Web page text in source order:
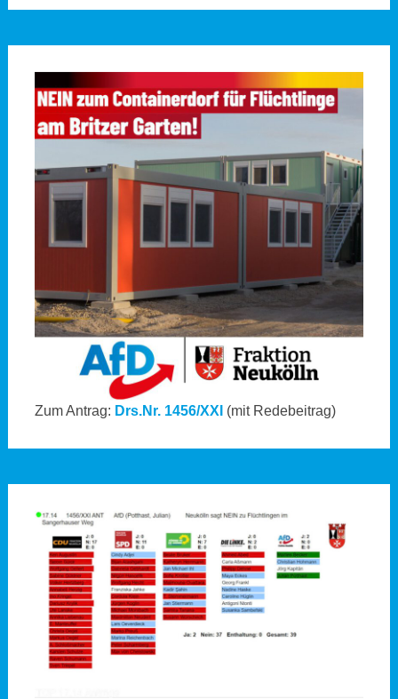
Zum Antrag: Drs.Nr. 1456/XXI (mit Redebeitrag)